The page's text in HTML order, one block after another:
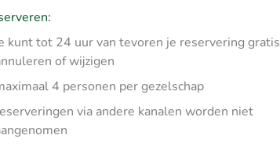
kunt tot 24 uur van tevoren je reservering gratis
of wijzigen
4 personen per gezelschap
via andere kanalen worden niet